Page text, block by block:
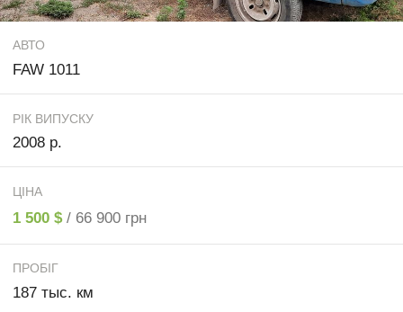
АВТО
FAW 1011
РІК ВИПУСКУ
2008 р.
ЦІНА
1 500 $ / 66 900 грн
ПРОБІГ
187 тыс. км